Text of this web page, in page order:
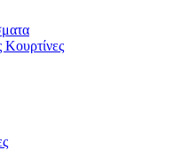
Κουρτίνες